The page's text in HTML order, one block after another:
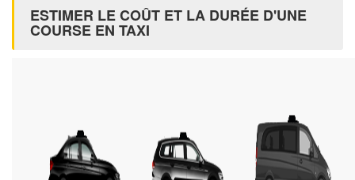
ESTIMER LE COÛT ET LA DURÉE D'UNE
COURSE EN TAXI